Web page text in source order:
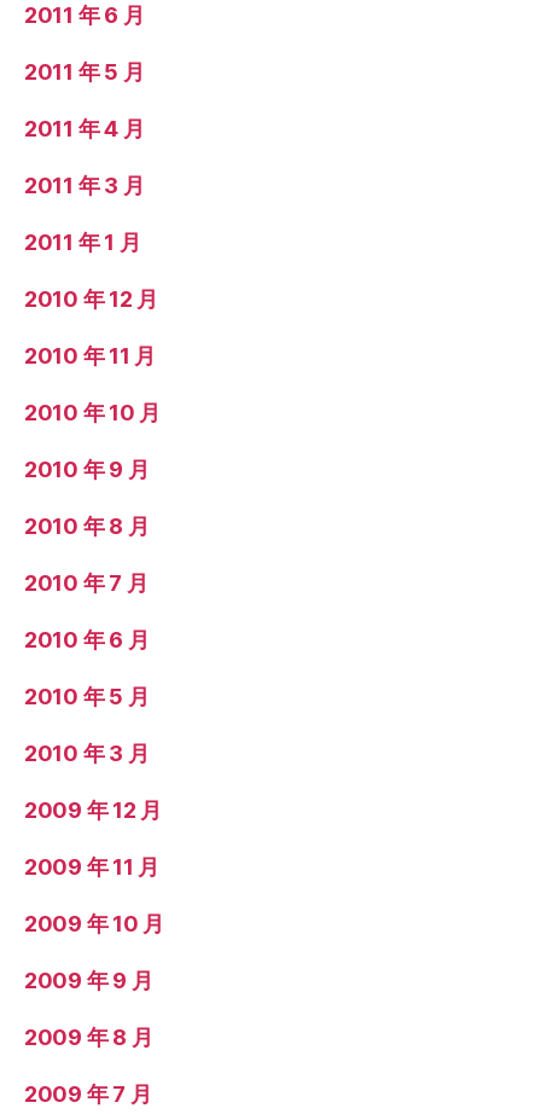
2011 年 6 月
2011 年 5 月
2011 年 4 月
2011 年 3 月
2011 年 1 月
2010 年 12 月
2010 年 11 月
2010 年 10 月
2010 年 9 月
2010 年 8 月
2010 年 7 月
2010 年 6 月
2010 年 5 月
2010 年 3 月
2009 年 12 月
2009 年 11 月
2009 年 10 月
2009 年 9 月
2009 年 8 月
2009 年 7 月